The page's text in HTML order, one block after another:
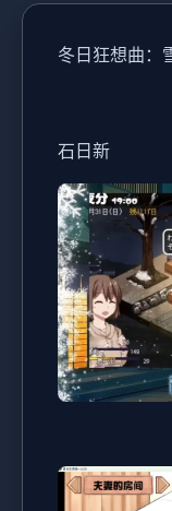
冬日狂想曲：
石日新